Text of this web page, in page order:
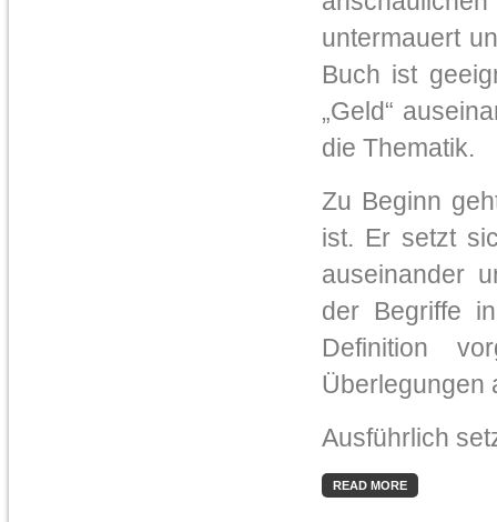
untermauert
Buch ist
„Geld“
die Thematik.
Zu Beginn
ist. Er setzt
auseinander
der Begriffe
Definition
Überlegungen
Ausführlich
READ MORE